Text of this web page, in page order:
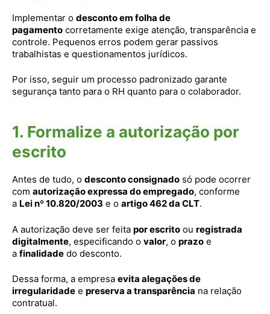
Implementar o desconto em folha de
pagamento corretamente exige atenção, transparência e
controle. Pequenos erros podem gerar passivos
trabalhistas e questionamentos jurídicos.
Por isso, seguir um processo padronizado garante
segurança tanto para o RH quanto para o colaborador.
1. Formalize a autorização por
escrito
Antes de tudo, o desconto consignado só pode ocorrer
com autorização expressa do empregado, conforme
a Lei nº 10.820/2003 e o artigo 462 da CLT.
A autorização deve ser feita por escrito ou registrada
digitalmente, especificando o valor, o prazo e
a finalidade do desconto.
Dessa forma, a empresa evita alegações de
irregularidade e preserva a transparência na relação
contratual.